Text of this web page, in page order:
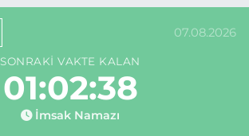
07.08.2026
SONRAKI VAKTE KALAN
01:02:37
İmsak Namazı